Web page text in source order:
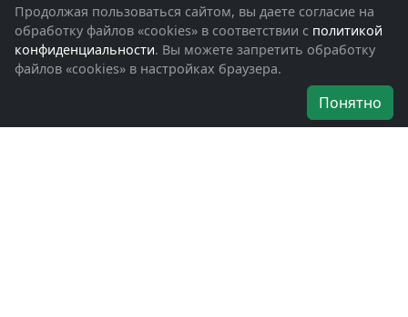
Фотоальбомы
Обращения граждан
Помощь участникам СВО и их семьям
Об организации
Наши награды
Продолжая пользоваться сайтом, вы даете согласие на
обработку файлов «cookies» в соответствии с политикой
конфиденциальности. Вы можете запретить обработку
файлов «cookies» в настройках браузера.
Понятно